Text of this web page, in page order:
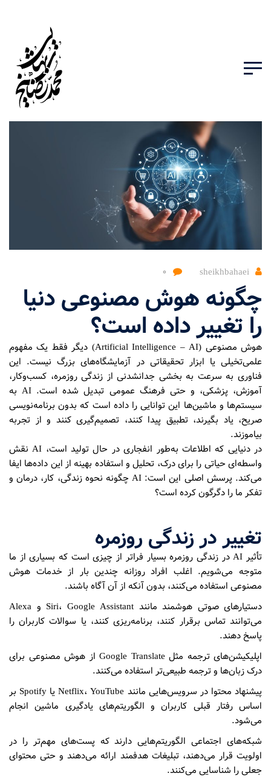
sheikhbahaei ۰
چگونه هوش مصنوعی دنیا
را تغییر داده است؟
هوش مصنوعی (Artificial Intelligence – AI) دیگر فقط یک مفهوم
علمی‌تخیلی یا ابزار تحقیقاتی در آزمایشگاه‌های بزرگ نیست. این
فناوری به سرعت به بخشی جدانشدنی از زندگی روزمره، کسب‌وکار،
آموزش، پزشکی، و حتی فرهنگ عمومی تبدیل شده است. AI به
سیستم‌ها و ماشین‌ها این توانایی را داده است که بدون برنامه‌نویسی
صریح، یاد بگیرند، تطبیق پیدا کنند، تصمیم‌گیری کنند و از تجربه
بیاموزند.
در دنیایی که اطلاعات به‌طور انفجاری در حال تولید است، AI نقش
واسطه‌ای حیاتی را برای درک، تحلیل و استفاده بهینه از این داده‌ها ایفا
می‌کند. پرسش اصلی این است: AI چگونه نحوه زندگی، کار، درمان و
تفکر ما را دگرگون کرده است؟
تغییر در زندگی روزمره
تأثیر AI در زندگی روزمره بسیار فراتر از چیزی است که بسیاری از ما
متوجه می‌شویم. اغلب افراد روزانه چندین بار از خدمات هوش
مصنوعی استفاده می‌کنند، بدون آنکه از آن آگاه باشند.
دستیارهای صوتی هوشمند مانند Siri، Google Assistant و Alexa
می‌توانند تماس برقرار کنند، برنامه‌ریزی کنند، یا سوالات کاربران را
پاسخ دهند.
اپلیکیشن‌های ترجمه مثل Google Translate از هوش مصنوعی برای
درک زبان‌ها و ترجمه طبیعی‌تر استفاده می‌کنند.
پیشنهاد محتوا در سرویس‌هایی مانند Netflix، YouTube یا Spotify بر
اساس رفتار قبلی کاربران و الگوریتم‌های یادگیری ماشین انجام
می‌شود.
شبکه‌های اجتماعی الگوریتم‌هایی دارند که پست‌های مهم‌تر را در
اولویت قرار می‌دهند، تبلیغات هدفمند ارائه می‌دهند و حتی محتوای
جعلی را شناسایی می‌کنند.